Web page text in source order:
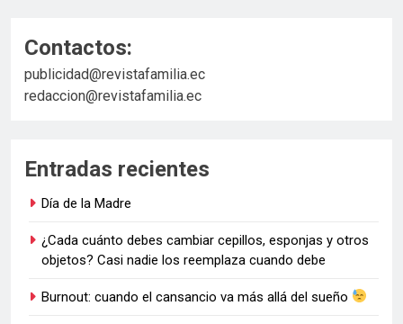
Contactos:
publicidad@revistafamilia.ec
redaccion@revistafamilia.ec
Entradas recientes
Día de la Madre
¿Cada cuánto debes cambiar cepillos, esponjas y otros
objetos? Casi nadie los reemplaza cuando debe
Burnout: cuando el cansancio va más allá del sueño